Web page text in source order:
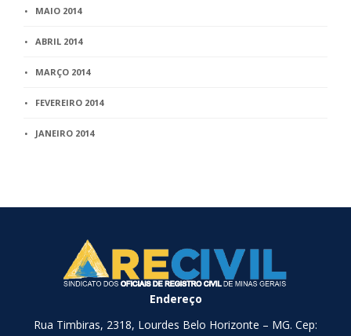
MAIO 2014
ABRIL 2014
MARÇO 2014
FEVEREIRO 2014
JANEIRO 2014
Endereço
Rua Timbiras, 2318, Lourdes Belo Horizonte – MG. Cep: